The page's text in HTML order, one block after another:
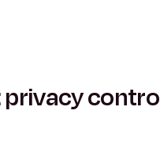
contro